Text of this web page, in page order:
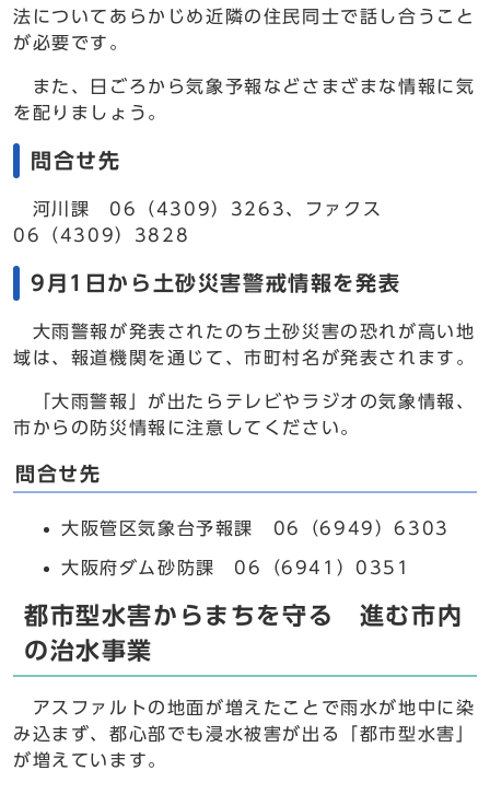
法についてあらかじめ近隣の住民同士で話し合うこと
が必要です。
また、日ごろから気象予報などさまざまな情報に気
を配りましょう。
問合せ先
河川課 06（4309）3263、ファクス
06（4309）3828
9月1日から土砂災害警戒情報を発表
大雨警報が発表されたのち土砂災害の恐れが高い地
域は、報道機関を通じて、市町村名が発表されます。
「大雨警報」が出たらテレビやラジオの気象情報、
市からの防災情報に注意してください。
問合せ先
大阪管区気象台予報課 06（6949）6303
大阪府ダム砂防課 06（6941）0351
都市型水害からまちを守る 進む市内
の治水事業
アスファルトの地面が増えたことで雨水が地中に染
み込まず、都心部でも浸水被害が出る「都市型水害」
が増えています。